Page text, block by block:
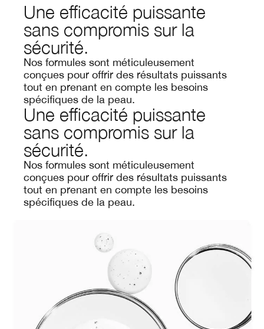
Une efficacité puissante
sans compromis sur la
sécurité.
Nos formules sont méticuleusement
conçues pour offrir des résultats puissants
tout en prenant en compte les besoins
spécifiques de la peau.
Une efficacité puissante
sans compromis sur la
sécurité.
Nos formules sont méticuleusement
conçues pour offrir des résultats puissants
tout en prenant en compte les besoins
spécifiques de la peau.